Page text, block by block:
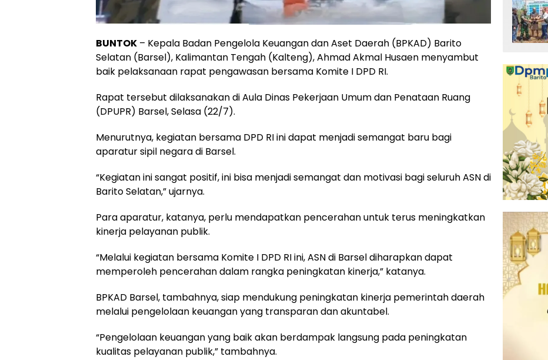
BUNTOK – Kepala Badan Pengelola Keuangan dan Aset Daerah (BPKAD) Barito
Selatan (Barsel), Kalimantan Tengah (Kalteng), Ahmad Akmal Husaen menyambut
baik pelaksanaan rapat pengawasan bersama Komite I DPD RI.
Rapat tersebut dilaksanakan di Aula Dinas Pekerjaan Umum dan Penataan Ruang
(DPUPR) Barsel, Selasa (22/7).
Menurutnya, kegiatan bersama DPD RI ini dapat menjadi semangat baru bagi
aparatur sipil negara di Barsel.
“Kegiatan ini sangat positif, ini bisa menjadi semangat dan motivasi bagi seluruh ASN di
Barito Selatan,” ujarnya.
Para aparatur, katanya, perlu mendapatkan pencerahan untuk terus meningkatkan
kinerja pelayanan publik.
“Melalui kegiatan bersama Komite I DPD RI ini, ASN di Barsel diharapkan dapat
memperoleh pencerahan dalam rangka peningkatan kinerja,” katanya.
BPKAD Barsel, tambahnya, siap mendukung peningkatan kinerja pemerintah daerah
melalui pengelolaan keuangan yang transparan dan akuntabel.
“Pengelolaan keuangan yang baik akan berdampak langsung pada peningkatan
kualitas pelayanan publik,” tambahnya.